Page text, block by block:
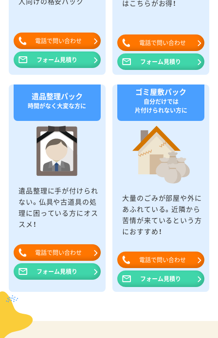
電話で問い合わせ
フォーム見積り
はこちらがお得！
電話で問い合わせ
フォーム見積り
遺品整理パック
時間がなく大変な方に
遺品整理に手が付けられ
ない。仏具や古道具の処
理に困っている方にオス
スメ！
電話で問い合わせ
フォーム見積り
ゴミ屋敷パック
自分だけでは
片付けられない方に
大量のごみが部屋や外に
あふれている。近隣から
苦情が来ているという方
におすすめ！
電話で問い合わせ
フォーム見積り